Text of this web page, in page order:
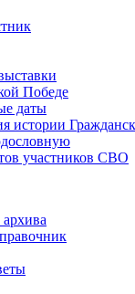
Победе
даты
истории
участников СВО